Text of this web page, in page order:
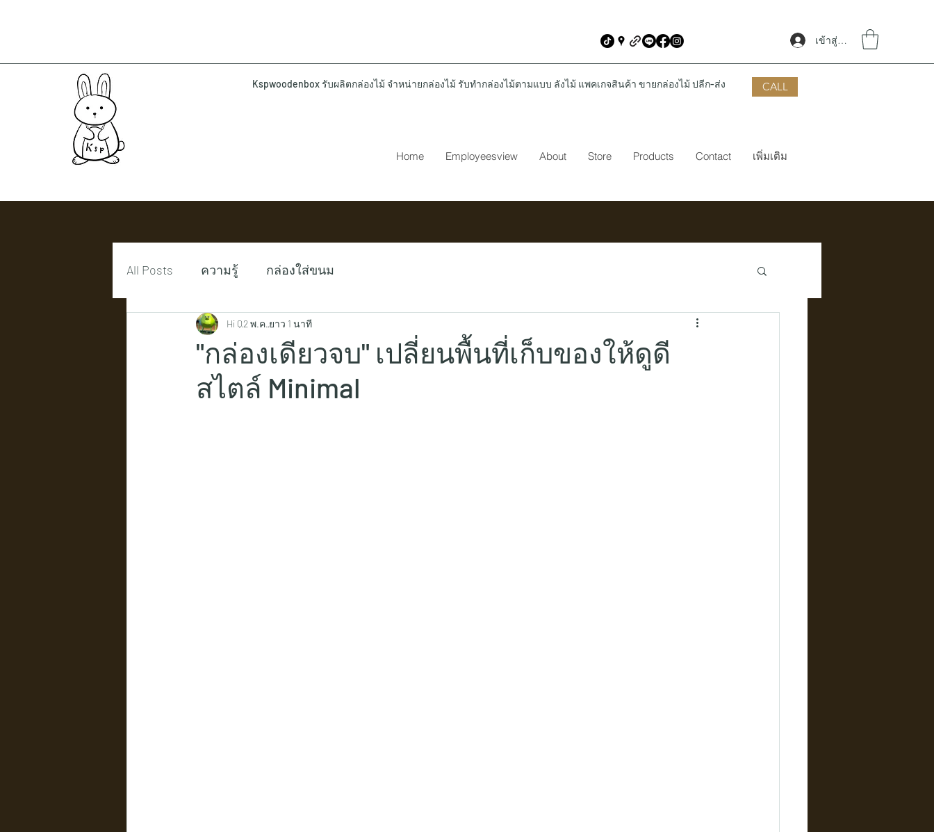
เข้าสู่ระบบ
Kspwoodenbox รับผลิตกล่องไม้ จำหน่ายกล่องไม้ รับทำกล่องไม้ตามแบบ ลังไม้ แพคเกจสินค้า ขายกล่องไม้ ปลีก-ส่ง CALL
Home Employeesview About Store Products Contact เพิ่มเติม
All Posts ความรู้ กล่องใส่ขนม
"กล่องเดียวจบ" เปลี่ยนพื้นที่เก็บของให้ดูดี
สไตล์ Minimal
Hi Q2 พ.ค. ยาว 1 นาที